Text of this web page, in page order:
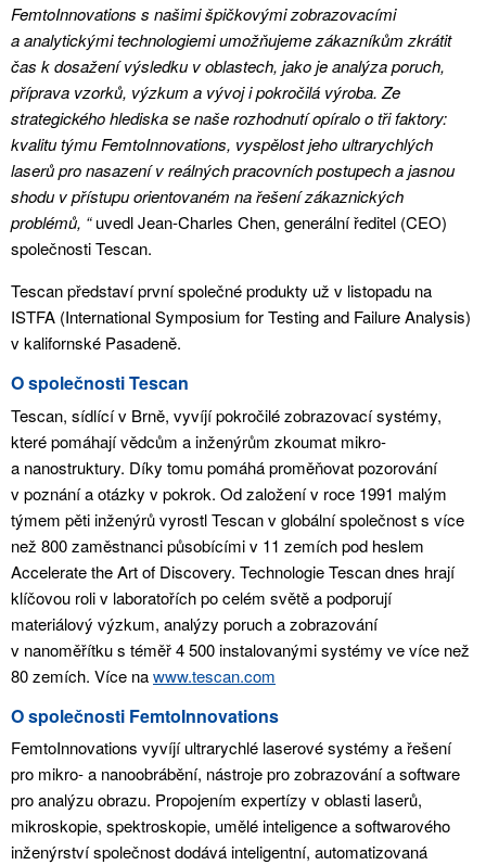
FemtoInnovations s našimi špičkovými zobrazovacími
a analytickými technologiemi umožňujeme zákazníkům zkrátit
čas k dosažení výsledku v oblastech, jako je analýza poruch,
příprava vzorků, výzkum a vývoj i pokročilá výroba. Ze
strategického hlediska se naše rozhodnutí opíralo o tři faktory:
kvalitu týmu FemtoInnovations, vyspělost jeho ultrarychlých
laserů pro nasazení v reálných pracovních postupech a jasnou
shodu v přístupu orientovaném na řešení zákaznických
problémů, “uvedl Jean-Charles Chen, generální ředitel (CEO)
společnosti Tescan.
Tescan představí první společné produkty už v listopadu na
ISTFA (International Symposium for Testing and Failure Analysis)
v kalifornské Pasadeně.
O společnosti Tescan
Tescan, sídlící v Brně, vyvíjí pokročilé zobrazovací systémy,
které pomáhají vědcům a inženýrům zkoumat mikro-
a nanostruktury. Díky tomu pomáhá proměňovat pozorování
v poznání a otázky v pokrok. Od založení v roce 1991 malým
týmem pěti inženýrů vyrostl Tescan v globální společnost s více
než 800 zaměstnanci působícími v 11 zemích pod heslem
Accelerate the Art of Discovery. Technologie Tescan dnes hrají
klíčovou roli v laboratořích po celém světě a podporují
materiálový výzkum, analýzy poruch a zobrazování
v nanoměřítku s téměř 4 500 instalovanými systémy ve více než
80 zemích. Více nawww.tescan.com
O společnosti FemtoInnovations
FemtoInnovations vyvíjí ultrarychlé laserové systémy a řešení
pro mikro- a nanoobrábění, nástroje pro zobrazování a software
pro analýzu obrazu. Propojením expertízy v oblasti laserů,
mikroskopie, spektroskopie, umělé inteligence a softwarového
inženýrství společnost dodává inteligentní, automatizovaná